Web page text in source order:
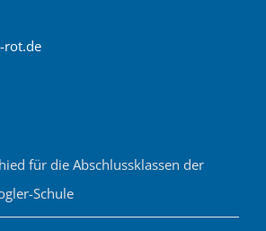
rot.de
für die Abschlussklassen der
Schule